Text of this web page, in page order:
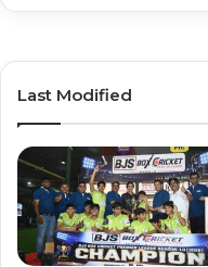
Last Modified